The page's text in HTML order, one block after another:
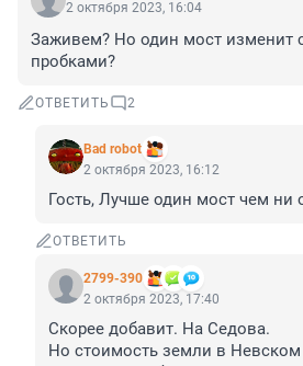
2 октября 2023, 16:04
Заживем? Но один мост изменит
пробками?
ОТВЕТИТЬ 2
Bad robot
2 октября 2023, 16:12
Гость, Лучше один мост чем ни
ОТВЕТИТЬ
2799-390
2 октября 2023, 17:40
Скорее добавит. На Седова.
Но стоимость земли в